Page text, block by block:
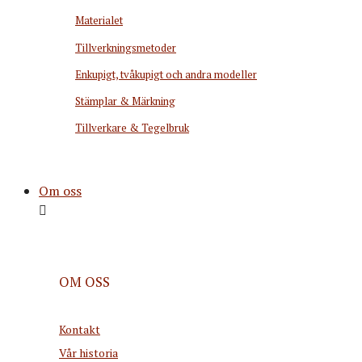
Materialet
Tillverkningsmetoder
Enkupigt, tvåkupigt och andra modeller
Stämplar & Märkning
Tillverkare & Tegelbruk
Om oss
OM OSS
Kontakt
Vår historia